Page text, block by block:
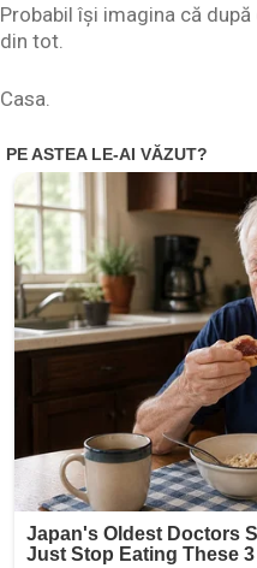
Probabil își imagina că
din tot.
Casa.